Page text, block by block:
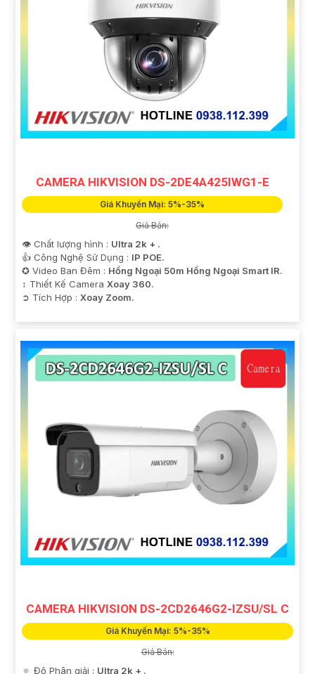
CAMERA HIKVISION DS-2DE4A425IWG1-E
Giá Khuyến Mại: 5%-35%
Giá Bán:
👁 Chất lượng hình : Ultra 2k + .
👍 Công Nghệ Sử Dụng : IP POE.
✪ Video Ban Đêm : Hồng Ngoại 50m Hồng Ngoại Smart IR.
↕️ Thiết Kế Camera Xoay 360.
️➲ Tích Hợp : Xoay Zoom.
CAMERA HIKVISION DS-2CD2646G2-IZSU/SL C
Giá Khuyến Mại: 5%-35%
Giá Bán:
🔅 Độ Phân giải : Ultra 2k + .